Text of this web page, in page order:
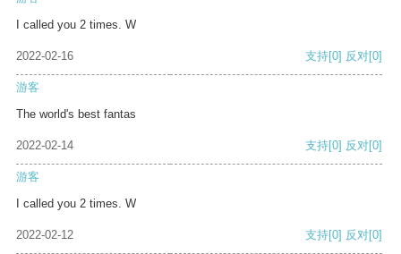
I called you 2 times. W
2022-02-16 支持[0] 反对[0]
游客
The world's best fantas
2022-02-14 支持[0] 反对[0]
游客
I called you 2 times. W
2022-02-12 支持[0] 反对[0]